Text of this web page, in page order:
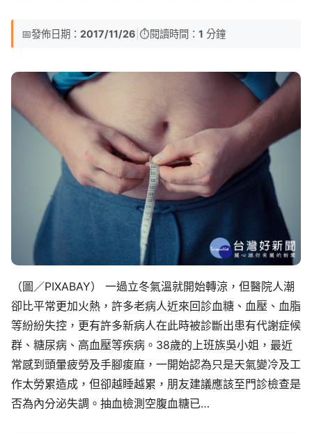
📅發佈日期： 2017/11/26 ⏱️閱讀時間： 1 分鐘
（圖／PIXABAY） 一過立冬氣溫就開始轉涼，但醫院人潮
卻比平常更加火熱，許多老病人近來回診血糖、血壓、血脂
等紛紛失控，更有許多新病人在此時被診斷出患有代謝症候
群、糖尿病、高血壓等疾病。38歲的上班族吳小姐，最近
常感到頭暈疲勞及手腳痠麻，一開始認為只是天氣變冷及工
作太勞累造成，但卻越睡越累，朋友建議應該至門診檢查是
否為內分泌失調。抽血檢測空腹血糖已…